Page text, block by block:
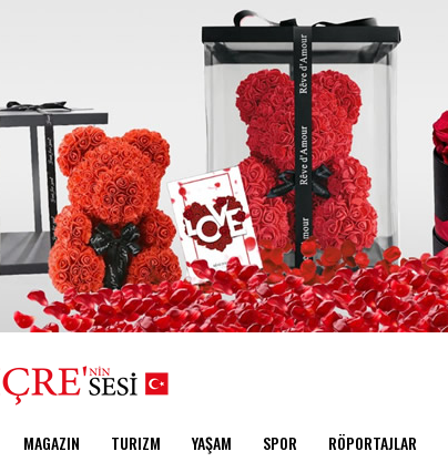
MAGAZIN TURIZM YAŞAM SPOR RÖPORTAJLAR